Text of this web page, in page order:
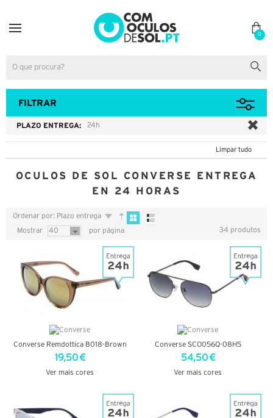
0
FILTRAR
PLAZO ENTREGA: 24h
Limpar tudo
OCULOS DE SOL CONVERSE ENTREGA
EN 24 HORAS
Ordenar por: Plazo entrega
Mostrar 40 por página 34 produtos
Converse Remdottica B018-Brown
19,50 €
Ver mais cores
Converse SCO056Q-08H5
54,50 €
Ver mais cores